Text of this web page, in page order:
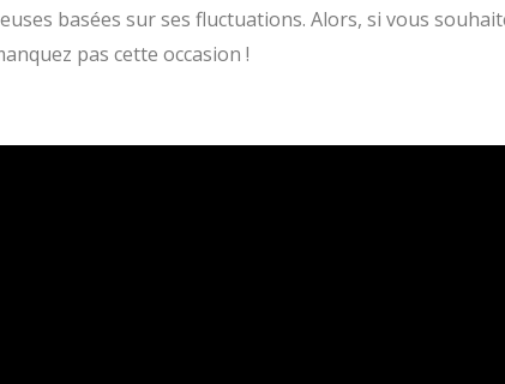
basées sur ses fluctuations. Alors, si vous
pas cette occasion !